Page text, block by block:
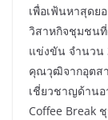
เพื่อเฟ้นหาสุดย
วิสาหกิจชุมชนที่
แข่งขัน จำนวน
คุณวุฒิจากอุตส
เชี่ยวชาญด้านอ
Coffee Break